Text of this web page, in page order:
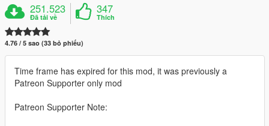
251.523
Đã tải về
347
Thích
4.76 / 5 sao (33 bỏ phiếu)
Time frame has expired for this mod, it was previously a
Patreon Supporter only mod
Patreon Supporter Note: